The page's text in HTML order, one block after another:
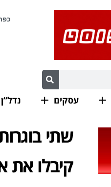
עסקים נדל”ן
שתי
קיבלו את